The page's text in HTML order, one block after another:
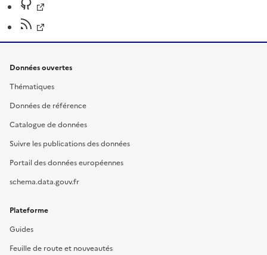
Données ouvertes
Thématiques
Données de référence
Catalogue de données
Suivre les publications des données
Portail des données européennes
schema.data.gouv.fr
Plateforme
Guides
Feuille de route et nouveautés